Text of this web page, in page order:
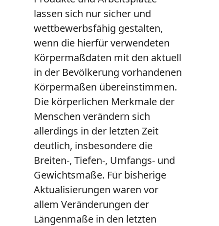
lassen sich nur sicher und
wettbewerbsfähig gestalten,
wenn die hierfür verwendeten
Körpermaßdaten mit den aktuell
in der Bevölkerung vorhandenen
Körpermaßen übereinstimmen.
Die körperlichen Merkmale der
Menschen verändern sich
allerdings in der letzten Zeit
deutlich, insbesondere die
Breiten-, Tiefen-, Umfangs- und
Gewichtsmaße. Für bisherige
Aktualisierungen waren vor
allem Veränderungen der
Längenmaße in den letzten